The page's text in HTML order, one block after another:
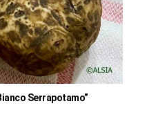
Serrapotamo”